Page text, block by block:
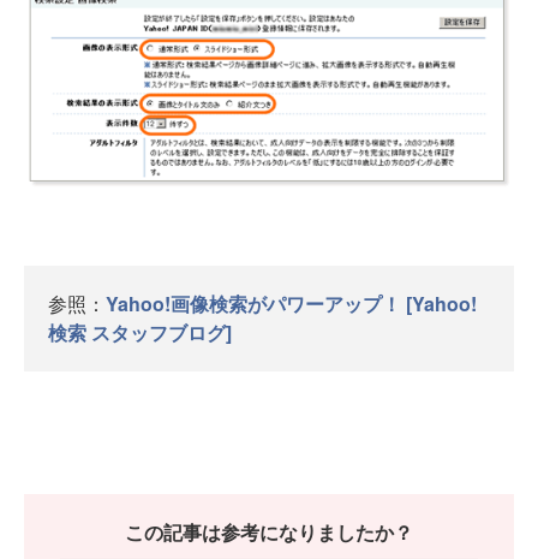
参照： Yahoo!画像検索がパワーアップ！ [Yahoo!
検索 スタッフブログ]
この記事は参考になりましたか？